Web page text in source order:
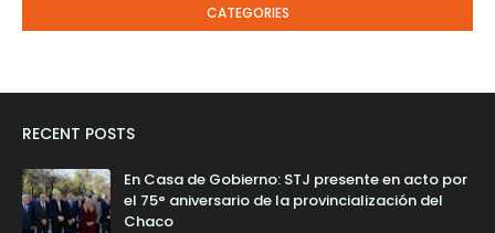
CATEGORIES
RECENT POSTS
En Casa de Gobierno: STJ presente en acto por
el 75° aniversario de la provincialización del
Chaco